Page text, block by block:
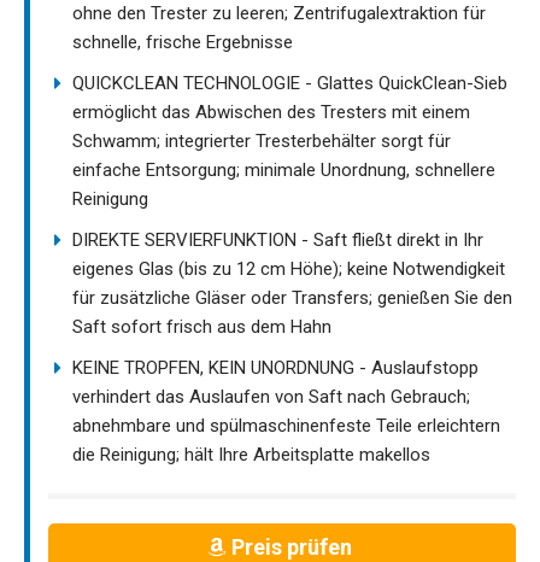
ohne den Trester zu leeren; Zentrifugalextraktion für
schnelle, frische Ergebnisse
QUICKCLEAN TECHNOLOGIE - Glattes QuickClean-Sieb
ermöglicht das Abwischen des Tresters mit einem
Schwamm; integrierter Tresterbehälter sorgt für
einfache Entsorgung; minimale Unordnung, schnellere
Reinigung
DIREKTE SERVIERFUNKTION - Saft fließt direkt in Ihr
eigenes Glas (bis zu 12 cm Höhe); keine Notwendigkeit
für zusätzliche Gläser oder Transfers; genießen Sie den
Saft sofort frisch aus dem Hahn
KEINE TROPFEN, KEIN UNORDNUNG - Auslaufstopp
verhindert das Auslaufen von Saft nach Gebrauch;
abnehmbare und spülmaschinenfeste Teile erleichtern
die Reinigung; hält Ihre Arbeitsplatte makellos
Preis prüfen